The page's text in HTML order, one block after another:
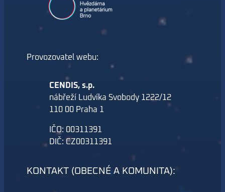
Provozovatel webu:
CENDIS, s.p.
nábřeží Ludvíka Svobody 1222/12
110 00 Praha 1
IČO: 00311391
DIČ: CZ00311391
KONTAKT (OBECNÉ A KOMUNITA):